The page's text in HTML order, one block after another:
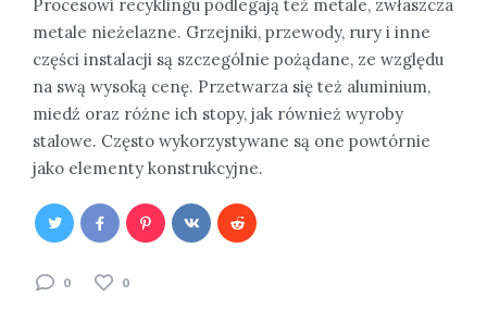
Procesowi recyklingu podlegają też metale, zwłaszcza
metale nieżelazne. Grzejniki, przewody, rury i inne
części instalacji są szczególnie pożądane, ze względu
na swą wysoką cenę. Przetwarza się też aluminium,
miedź oraz różne ich stopy, jak również wyroby
stalowe. Często wykorzystywane są one powtórnie
jako elementy konstrukcyjne.
0 0